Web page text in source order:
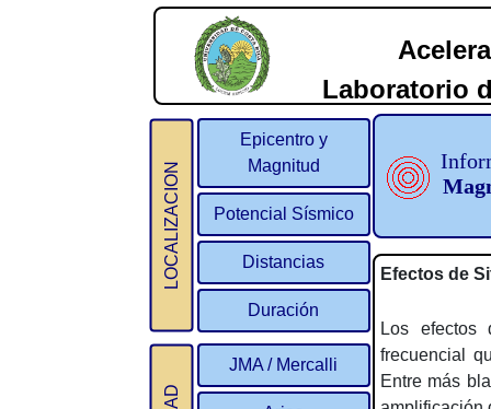
Laboratorio
2
LOCALIZACION
Epicentro y
Magnitud
Potencial Sísmico
Distancias
Duración
JMA / Mercalli
Efectos de
Los efectos
frecuencial
Entre más